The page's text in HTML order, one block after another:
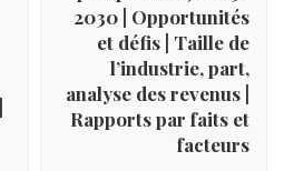
2030 | Opportunités
et défis | Taille de
l’industrie, part,
analyse des revenus |
Rapports par faits et
facteurs